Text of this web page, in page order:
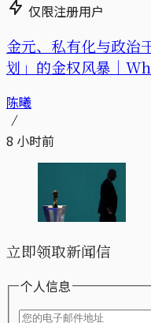
仅限注册用户
金元、私有化与政治
划」的金权风暴｜
陈曦
8 小时前
立即领取新闻信
个人信息